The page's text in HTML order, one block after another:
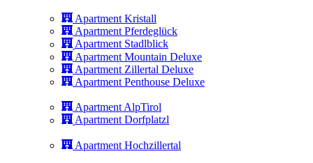
Apartment Kristall
Apartment Pferdeglück
Apartment Stadlblick
Apartment Mountain Deluxe
Apartment Zillertal Deluxe
Apartment Penthouse Deluxe
Apartment AlpTirol
Apartment Dorfplatzl
Apartment Hochzillertal